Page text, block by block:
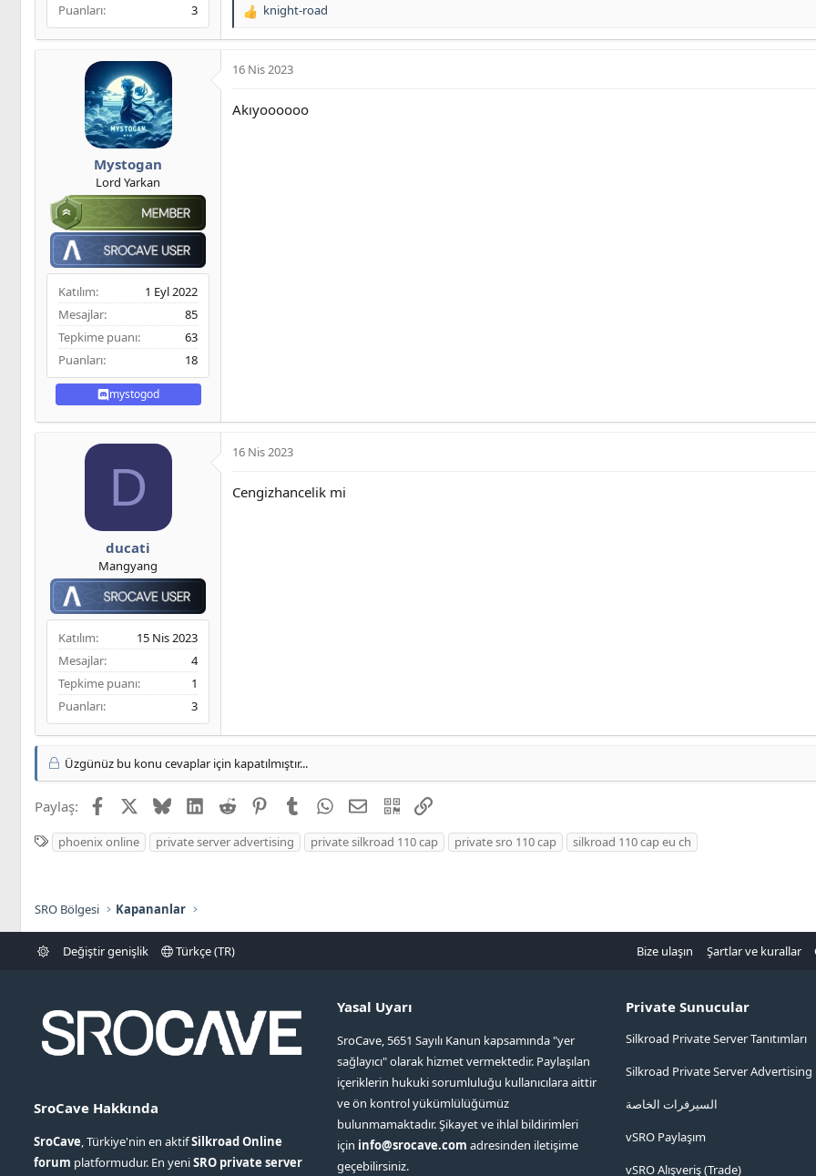
Puanları
3
T
k
e
knight-road
Mystogan
Lord Yarkan
Katılım
1 Eyl 2022
Mesajlar
85
Tepkime puanı
63
Puanları
18
mystogod
16 Nis 2023
Akıyoooooo
D
ducati
Mangyang
Katılım
15 Nis 2023
Mesajlar
4
Tepkime puanı
1
Puanları
3
16 Nis 2023
Cengizhancelik mi
Üzgünüz bu konu cevaplar için kapatılmıştır...
Paylaş: Facebook BlueskyLinkedIn
Reddit PinterestTumblrWhatsApp
E-posta QR Code
Link
E
e
t
phoenix online private server advertising private silkroad 110 cap private sro 110 cap silkroad 110 cap eu ch
SRO Bölgesi Kapananlar
Değiştir genişlik Türkçe (TR) Bize ulaşın Şartlar ve kurallar
SroCave Hakkında
SroCave, Türkiye'nin en aktifSilkroad Online
forum platformudur. En yeniSRO private server
Yasal Uyarı
SroCave, 5651 Sayılı Kanun kapsamında "yer
sağlayıcı" olarak hizmet vermektedir. Paylaşılan
içeriklerin hukuki sorumluluğu kullanıcılara aittir
ve ön kontrol yükümlülüğümüz
bulunmamaktadır. Şikayet ve ihlal bildirimleri
için info@srocave.com adresinden iletişime
geçebilirsiniz.
Private Sunucular
Silkroad Private Server Tanıtımları
Silkroad Private Server Advertising
السيرفرات الخاصة
vSRO Paylaşım
vSRO Alışveriş (Trade)